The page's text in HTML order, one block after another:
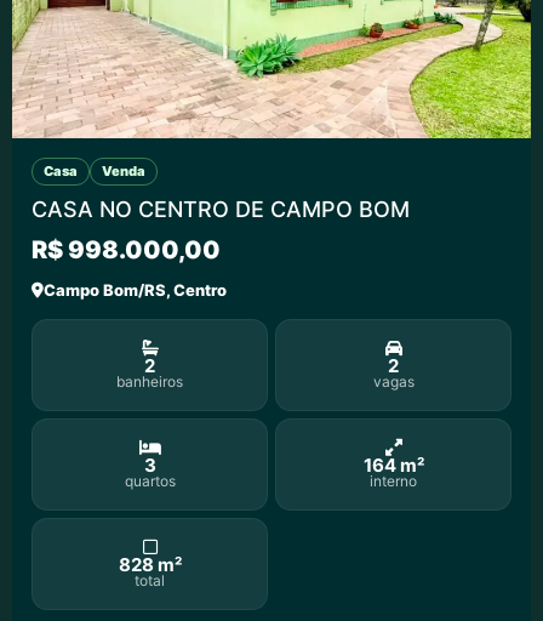
Casa Venda
CASA NO CENTRO DE CAMPO BOM
R$ 998.000,00
Campo Bom/RS, Centro
2
banheiros
2
vagas
3
quartos
164 m²
interno
828 m²
total